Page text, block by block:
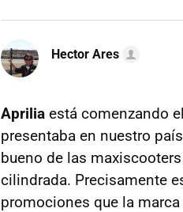
Hector Ares
Aprilia está comenzando
presentaba en nuestro
bueno de las
cilindrada. Precisamente
promociones que la